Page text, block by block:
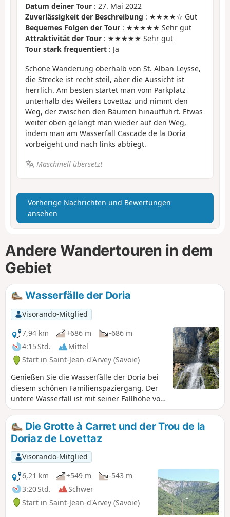
Datum deiner Tour : 27. Mai 2022
Zuverlässigkeit der Beschreibung : ★★★★☆ Gut
Bequemes Folgen der Tour : ★★★★★ Sehr gut
Attraktivität der Tour : ★★★★★ Sehr gut
Tour stark frequentiert : Ja
Schöne Wanderung oberhalb von St. Alban Leysse,
die Strecke ist recht steil, aber die Aussicht ist
herrlich. Am besten startet man vom Parkplatz
unterhalb des Weilers Lovettaz und nimmt den
Weg, der zwischen den Bäumen hinaufführt. Etwas
weiter oben gelangt man wieder auf den Weg,
indem man am Wasserfall Cascade de la Doria
vorbeigeht und nach links abbiegt.
Maschinell übersetzt
Vorherige Nachrichten und Bewertungen
ansehen
Andere Wandertouren in dem
Gebiet
Wasserfälle der Doria
Visorando-Mitglied
7,94 km
+686 m
-686 m
4:15 Std.
Mittel
Start in Saint-Jean-d'Arvey (Savoie)
Genießen Sie die Wasserfälle der Doria bei
diesem schönen Familienspaziergang. Der
untere Wasserfall ist mit seiner Fallhöhe von
60 m wunderschön. Auf Höhe der Grotte à
Carret können Sie den Start des Klettersteigs
am Berghang sehen. Am oberen Wasserfall
werden Sie bei großer Hitze die kühle Luft
zu schätzen wissen.
Die Grotte à Carret und der Trou de la
Doriaz de Lovettaz
Visorando-Mitglied
6,21 km
+549 m
-543 m
3:20 Std.
Schwer
Start in Saint-Jean-d'Arvey (Savoie)